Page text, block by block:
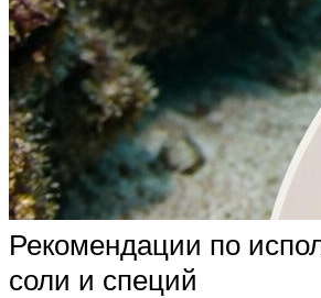
Рекомендации по
соли и специй